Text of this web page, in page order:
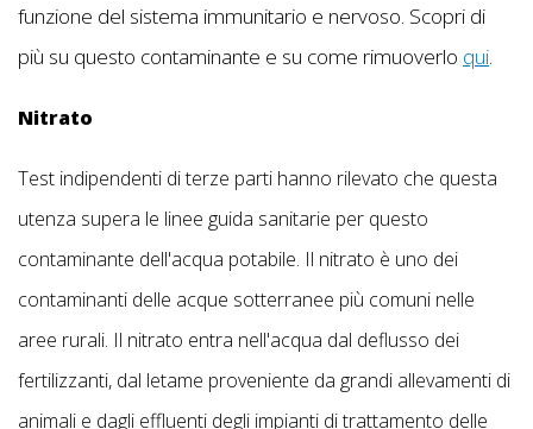
funzione del sistema immunitario e nervoso. Scopri di
più su questo contaminante e su come rimuoverlo qui.
Nitrato
Test indipendenti di terze parti hanno rilevato che questa
utenza supera le linee guida sanitarie per questo
contaminante dell'acqua potabile. Il nitrato è uno dei
contaminanti delle acque sotterranee più comuni nelle
aree rurali. Il nitrato entra nell'acqua dal deflusso dei
fertilizzanti, dal letame proveniente da grandi allevamenti di
animali e dagli effluenti degli impianti di trattamento delle